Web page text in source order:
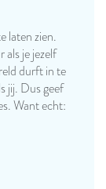
laten zien.
als je jezelf
durft in te
jij. Dus geef
Want echt: